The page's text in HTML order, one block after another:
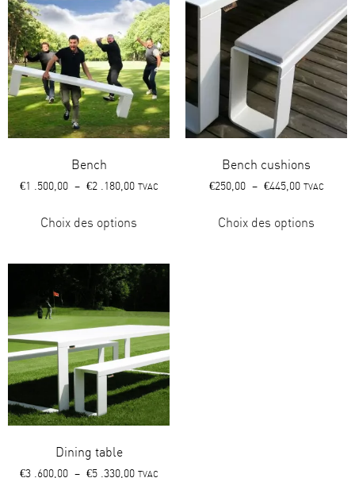
Bench
€1 .500,00 – €2 .180,00 TVAC
Choix des options
Bench cushions
€250,00 – €445,00 TVAC
Choix des options
Dining table
€3 .600,00 – €5 .330,00 TVAC